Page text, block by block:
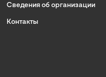
Сведения об организации
Контакты